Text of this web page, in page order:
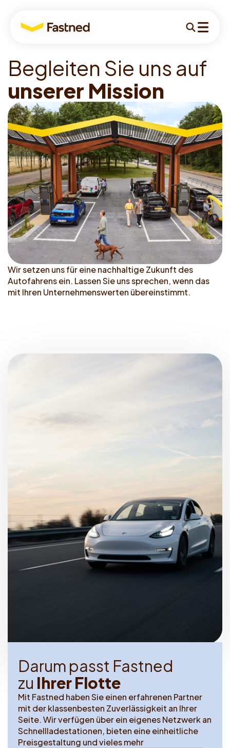
Für
Für Unternehmen
Für Fahrer:innen
Für Investoren
Standortpartner
Geschäftspartner
News
Über uns
Kontakt
German
Suchen
Menü
Begleiten Sie unsauf
unserer Mission
Wir setzen uns für eine nachhaltige Zukunft des
Autofahrens ein. Lassen Sie uns sprechen, wenn das
mit Ihren Unternehmenswerten übereinstimmt.
Darum passt Fastned
zu IhrerFlotte
Mit Fastned haben Sie einen erfahrenen Partner
mit der klassenbesten Zuverlässigkeit an Ihrer
Seite. Wir verfügen über ein eigenes Netzwerk an
Schnellladestationen, bieten eine einheitliche
Preisgestaltung und vieles mehr